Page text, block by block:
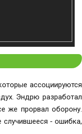
ассоциируются
Эндрю разработал
же прорвал оборону.
случившееся - ошибка,